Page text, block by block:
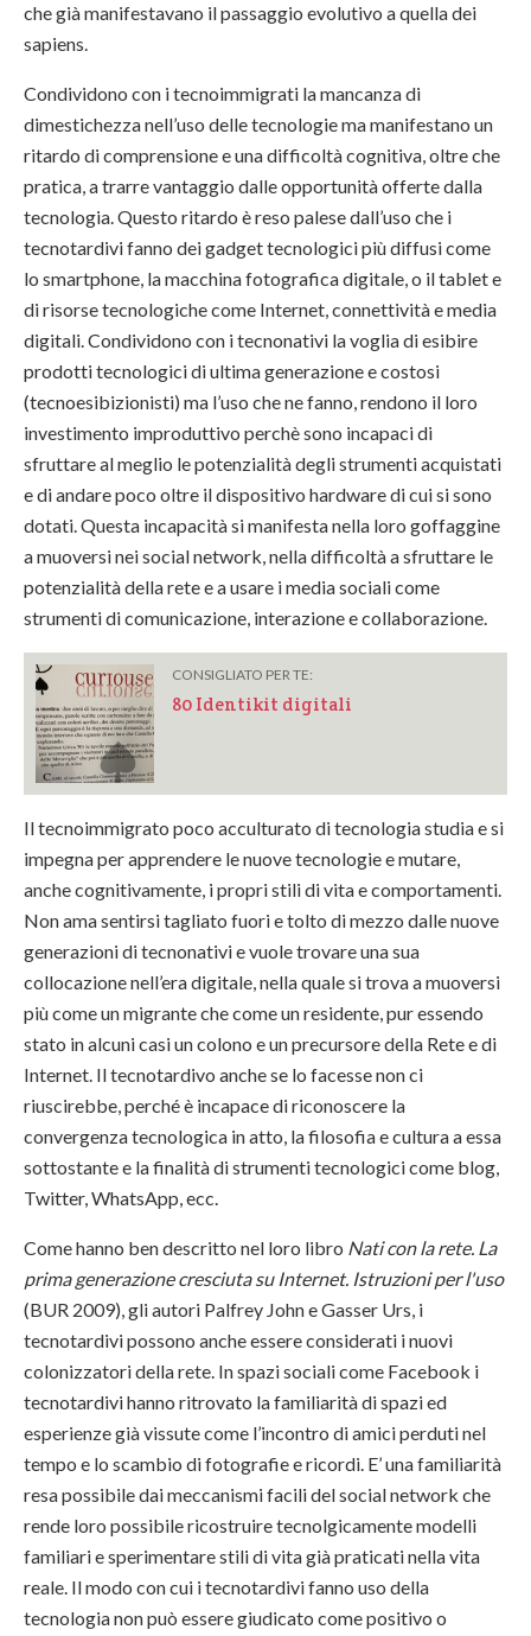
che già manifestavano il passaggio evolutivo a quella dei
sapiens.
Condividono con i tecnoimmigrati la mancanza di
dimestichezza nell’uso delle tecnologie ma manifestano un
ritardo di comprensione e una difficoltà cognitiva, oltre che
pratica, a trarre vantaggio dalle opportunità offerte dalla
tecnologia. Questo ritardo è reso palese dall’uso che i
tecnotardivi fanno dei gadget tecnologici più diffusi come
lo smartphone, la macchina fotografica digitale, o il tablet e
di risorse tecnologiche come Internet, connettività e media
digitali. Condividono con i tecnonativi la voglia di esibire
prodotti tecnologici di ultima generazione e costosi
(tecnoesibizionisti) ma l’uso che ne fanno, rendono il loro
investimento improduttivo perchè sono incapaci di
sfruttare al meglio le potenzialità degli strumenti acquistati
e di andare poco oltre il dispositivo hardware di cui si sono
dotati. Questa incapacità si manifesta nella loro goffaggine
a muoversi nei social network, nella difficoltà a sfruttare le
potenzialità della rete e a usare i media sociali come
strumenti di comunicazione, interazione e collaborazione.
CONSIGLIATO PER TE:
80 Identikit digitali
Il tecnoimmigrato poco acculturato di tecnologia studia e si
impegna per apprendere le nuove tecnologie e mutare,
anche cognitivamente, i propri stili di vita e comportamenti.
Non ama sentirsi tagliato fuori e tolto di mezzo dalle nuove
generazioni di tecnonativi e vuole trovare una sua
collocazione nell’era digitale, nella quale si trova a muoversi
più come un migrante che come un residente, pur essendo
stato in alcuni casi un colono e un precursore della Rete e di
Internet. Il tecnotardivo anche se lo facesse non ci
riuscirebbe, perché è incapace di riconoscere la
convergenza tecnologica in atto, la filosofia e cultura a essa
sottostante e la finalità di strumenti tecnologici come blog,
Twitter, WhatsApp, ecc.
Come hanno ben descritto nel loro libro Nati con la rete. La
prima generazione cresciuta su Internet. Istruzioni per l'uso
(BUR 2009), gli autori Palfrey John e Gasser Urs, i
tecnotardivi possono anche essere considerati i nuovi
colonizzatori della rete. In spazi sociali come Facebook i
tecnotardivi hanno ritrovato la familiarità di spazi ed
esperienze già vissute come l’incontro di amici perduti nel
tempo e lo scambio di fotografie e ricordi. E’ una familiarità
resa possibile dai meccanismi facili del social network che
rende loro possibile ricostruire tecnolgicamente modelli
familiari e sperimentare stili di vita già praticati nella vita
reale. Il modo con cui i tecnotardivi fanno uso della
tecnologia non può essere giudicato come positivo o